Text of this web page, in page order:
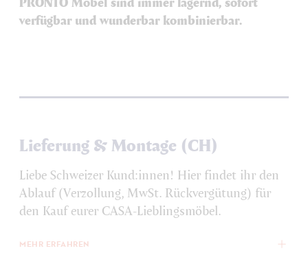
PRONTO Möbel sind immer lagernd, sofort
verfügbar und wunderbar kombinierbar.
Lieferung & Montage (CH)
Liebe Schweizer Kund:innen! Hier findet ihr den
Ablauf (Verzollung, MwSt. Rückvergütung) für
den Kauf eurer CASA-Lieblingsmöbel.
MEHR ERFAHREN